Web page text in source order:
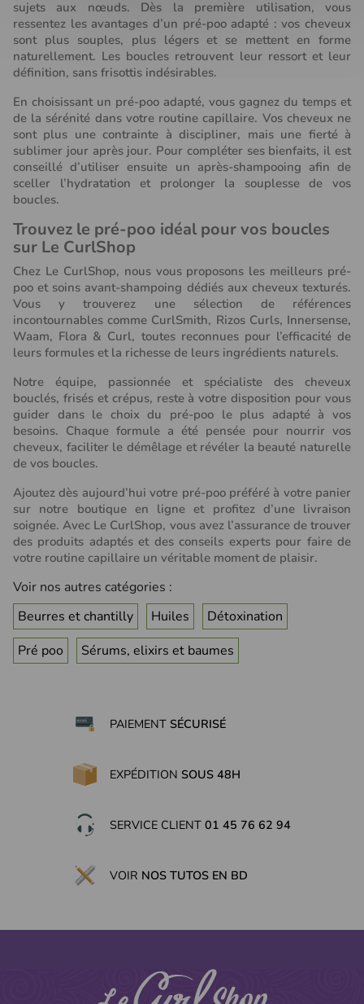
sujets aux nœuds. Dès la première utilisation, vous
ressentez les avantages d’un pré-poo adapté : vos cheveux
sont plus souples, plus légers et se mettent en forme
naturellement. Les boucles retrouvent leur ressort et leur
définition, sans frisottis indésirables.
En choisissant un pré-poo adapté, vous gagnez du temps et
de la sérénité dans votre routine capillaire. Vos cheveux ne
sont plus une contrainte à discipliner, mais une fierté à
sublimer jour après jour. Pour compléter ses bienfaits, il est
conseillé d’utiliser ensuite un après-shampooing afin de
sceller l’hydratation et prolonger la souplesse de vos
boucles.
Trouvez le pré-poo idéal pour vos boucles
sur Le CurlShop
Chez Le CurlShop, nous vous proposons les meilleurs pré-
poo et soins avant-shampoing dédiés aux cheveux texturés.
Vous y trouverez une sélection de références
incontournables comme CurlSmith, Rizos Curls, Innersense,
Waam, Flora & Curl, toutes reconnues pour l’efficacité de
leurs formules et la richesse de leurs ingrédients naturels.
Notre équipe, passionnée et spécialiste des cheveux
bouclés, frisés et crépus, reste à votre disposition pour vous
guider dans le choix du pré-poo le plus adapté à vos
besoins. Chaque formule a été pensée pour nourrir vos
cheveux, faciliter le démêlage et révéler la beauté naturelle
de vos boucles.
Ajoutez dès aujourd’hui votre pré-poo préféré à votre panier
sur notre boutique en ligne et profitez d’une livraison
soignée. Avec Le CurlShop, vous avez l’assurance de trouver
des produits adaptés et des conseils experts pour faire de
votre routine capillaire un véritable moment de plaisir.
Voir nos autres catégories :
Beurres et chantilly
Huiles
Détoxination
Pré poo
Sérums, elixirs et baumes
PAIEMENT SÉCURISÉ
EXPÉDITION SOUS 48H
SERVICE CLIENT 01 45 76 62 94
VOIR NOS TUTOS EN BD